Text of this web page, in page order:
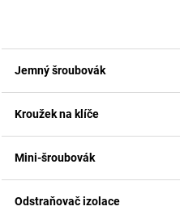
Jemný šroubovák
Kroužek na klíče
Mini-šroubovák
Odstraňovač izolace